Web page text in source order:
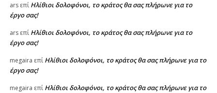
ars επί Ηλίθιοι δολοφόνοι, το κράτος θα σας πλήρωνε για το
έργο σας!
ars επί Ηλίθιοι δολοφόνοι, το κράτος θα σας πλήρωνε για το
έργο σας!
megaira επί Ηλίθιοι δολοφόνοι, το κράτος θα σας πλήρωνε για το
έργο σας!
megaira επί Ηλίθιοι δολοφόνοι, το κράτος θα σας πλήρωνε για το